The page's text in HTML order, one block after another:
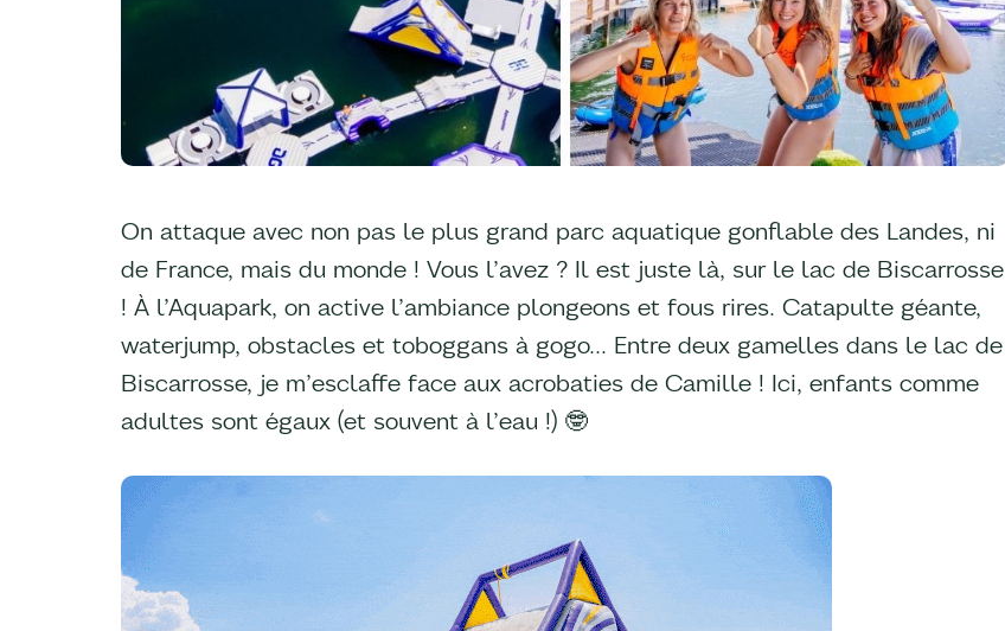
On attaque avec non pas le plus grand parc aquatique gonflable des Landes, ni
de France, mais du monde ! Vous l’avez ? Il est juste là, sur le lac de Biscarrosse
! À l’Aquapark, on active l’ambiance plongeons et fous rires. Catapulte géante,
waterjump, obstacles et toboggans à gogo… Entre deux gamelles dans le lac de
Biscarrosse, je m’esclaffe face aux acrobaties de Camille ! Ici, enfants comme
adultes sont égaux (et souvent à l’eau !) 🤓